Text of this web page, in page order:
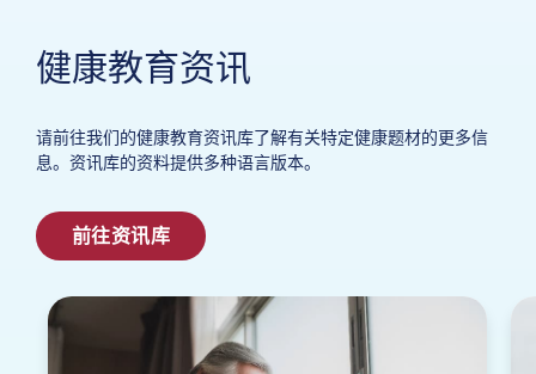
健康教育资讯
请前往我们的健康教育资讯库了解有关特定健康题材的更多信
息。资讯库的资料提供多种语言版本。
前往资讯库